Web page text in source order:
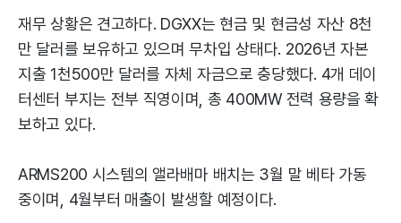
재무 상황은 견고하다. DGXX는 현금 및 현금성 자산 8천
만 달러를 보유하고 있으며 무차입 상태다. 2026년 자본
지출 1천500만 달러를 자체 자금으로 충당했다. 4개 데이
터센터 부지는 전부 직영이며, 총 400MW 전력 용량을 확
보하고 있다.
ARMS200 시스템의 앨라배마 배치는 3월 말 베타 가동
중이며, 4월부터 매출이 발생할 예정이다.